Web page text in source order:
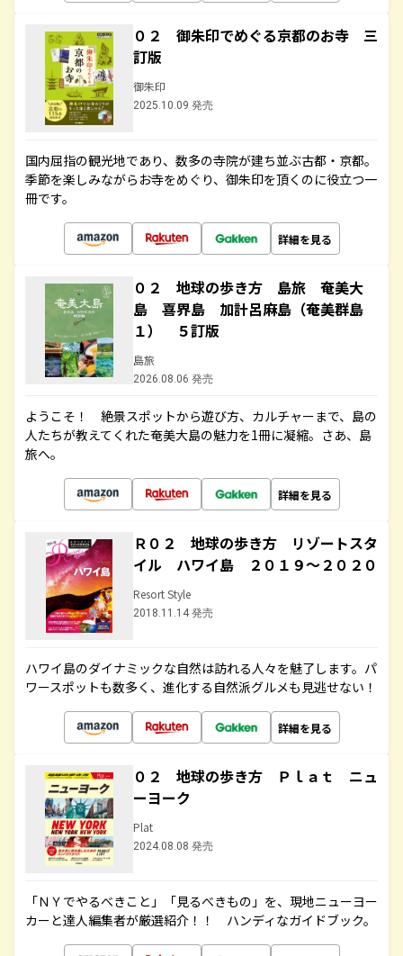
０２ 御朱印でめぐる京都のお寺 三
訂版
御朱印
2025.10.09 発売
国内屈指の観光地であり、数多の寺院が建ち並ぶ古都・京都。
季節を楽しみながらお寺をめぐり、御朱印を頂くのに役立つ一
冊です。
詳細を見る
０２ 地球の歩き方 島旅 奄美大
島 喜界島 加計呂麻島（奄美群島
１） ５訂版
島旅
2026.08.06 発売
ようこそ！ 絶景スポットから遊び方、カルチャーまで、島の
人たちが教えてくれた奄美大島の魅力を1冊に凝縮。さあ、島
旅へ。
詳細を見る
Ｒ０２ 地球の歩き方 リゾートスタ
イル ハワイ島 ２０１９～２０２０
Resort Style
2018.11.14 発売
ハワイ島のダイナミックな自然は訪れる人々を魅了します。パ
ワースポットも数多く、進化する自然派グルメも見逃せない！
詳細を見る
０２ 地球の歩き方 Ｐｌａｔ ニュ
ーヨーク
Plat
2024.08.08 発売
「ＮＹでやるべきこと」「見るべきもの」を、現地ニューヨー
カーと達人編集者が厳選紹介！！ ハンディなガイドブック。